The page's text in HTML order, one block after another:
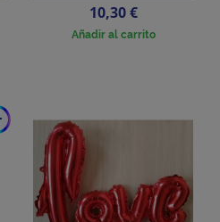
Precio
10,30 €
Añadir al carrito